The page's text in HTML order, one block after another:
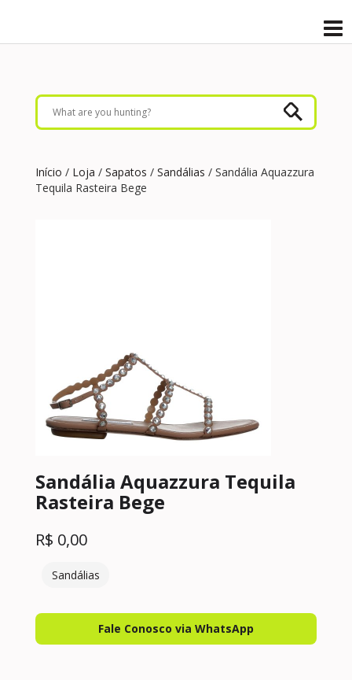
Início / Loja / Sapatos / Sandálias / Sandália Aquazzura
Tequila Rasteira Bege
Sandália Aquazzura Tequila
Rasteira Bege
R$ 0,00
Sandálias
Fale Conosco via WhatsApp